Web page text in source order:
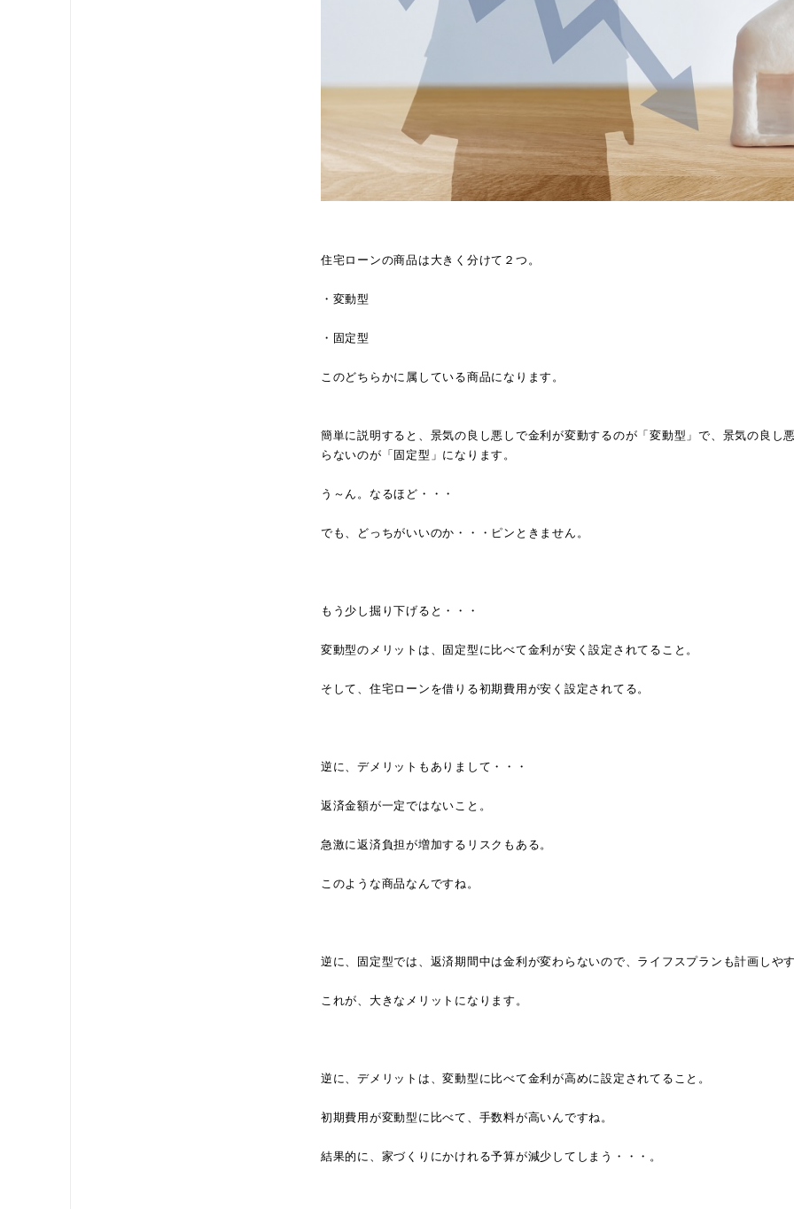
住宅ローンの商品は大きく分けて２つ。
・変動型
・固定型
このどちらかに属している商品になります。
簡単に説明すると、景気の良し悪しで金利が変動するのが「変動型」で、景気の良し
らないのが「固定型」になります。
う～ん。なるほど・・・
でも、どっちがいいのか・・・ピンときません。
もう少し掘り下げると・・・
変動型のメリットは、固定型に比べて金利が安く設定されてること。
そして、住宅ローンを借りる初期費用が安く設定されてる。
逆に、デメリットもありまして・・・
返済金額が一定ではないこと。
急激に返済負担が増加するリスクもある。
このような商品なんですね。
逆に、固定型では、返済期間中は金利が変わらないので、ライフスプランも計画しや
これが、大きなメリットになります。
逆に、デメリットは、変動型に比べて金利が高めに設定されてること。
初期費用が変動型に比べて、手数料が高いんですね。
結果的に、家づくりにかけれる予算が減少してしまう・・・。